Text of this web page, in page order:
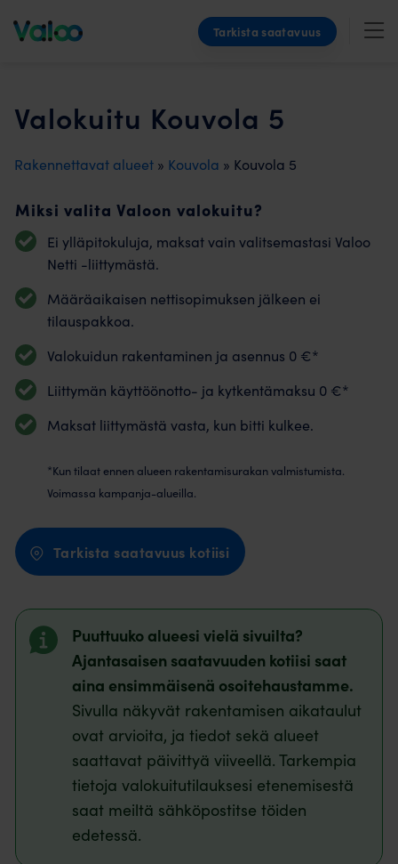
Tarkista saatavuus
Valokuitu Kouvola 5
Rakennettavat alueet » Kouvola » Kouvola 5
Miksi valita Valoon valokuitu?
Ei ylläpitokuluja, maksat vain valitsemastasi Valoo
Netti -liittymästä.
Määräaikaisen nettisopimuksen jälkeen ei
tilauspakkoa.
Valokuidun rakentaminen ja asennus 0 €*
Liittymän käyttöönotto- ja kytkentämaksu 0 €*
Maksat liittymästä vasta, kun bitti kulkee.
*Kun tilaat ennen alueen rakentamisurakan valmistumista.
Voimassa kampanja-alueilla.
Tarkista saatavuus kotiisi
Puuttuuko alueesi vielä sivuilta?
Ajantasaisen saatavuuden kotiisi saat
aina ensimmäisenä osoitehaustamme.
Sivulla näkyvät rakentamisen aikataulut
ovat arvioita, ja tiedot sekä alueet
saattavat päivittyä viiveellä. Tarkempia
tietoja valokuitutilauksesi etenemisestä
saat meiltä sähköpostitse töiden
edetessä.